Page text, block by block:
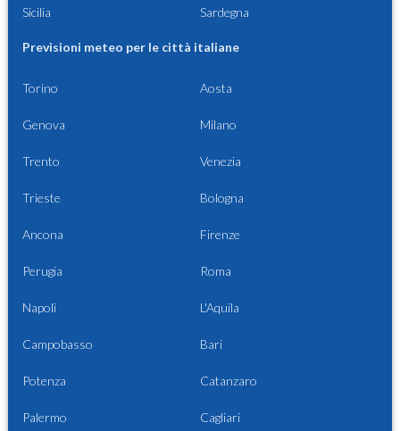
Sicilia Sardegna
Previsioni meteo per le città italiane
Torino Aosta
Genova Milano
Trento Venezia
Trieste Bologna
Ancona Firenze
Perugia Roma
Napoli L'Aquila
Campobasso Bari
Potenza Catanzaro
Palermo Cagliari